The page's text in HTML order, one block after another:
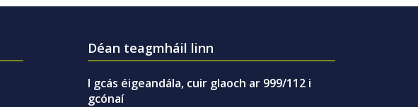
Déan teagmháil linn
I gcás éigeandála, cuir glaoch ar 999/112 i
gcónaí